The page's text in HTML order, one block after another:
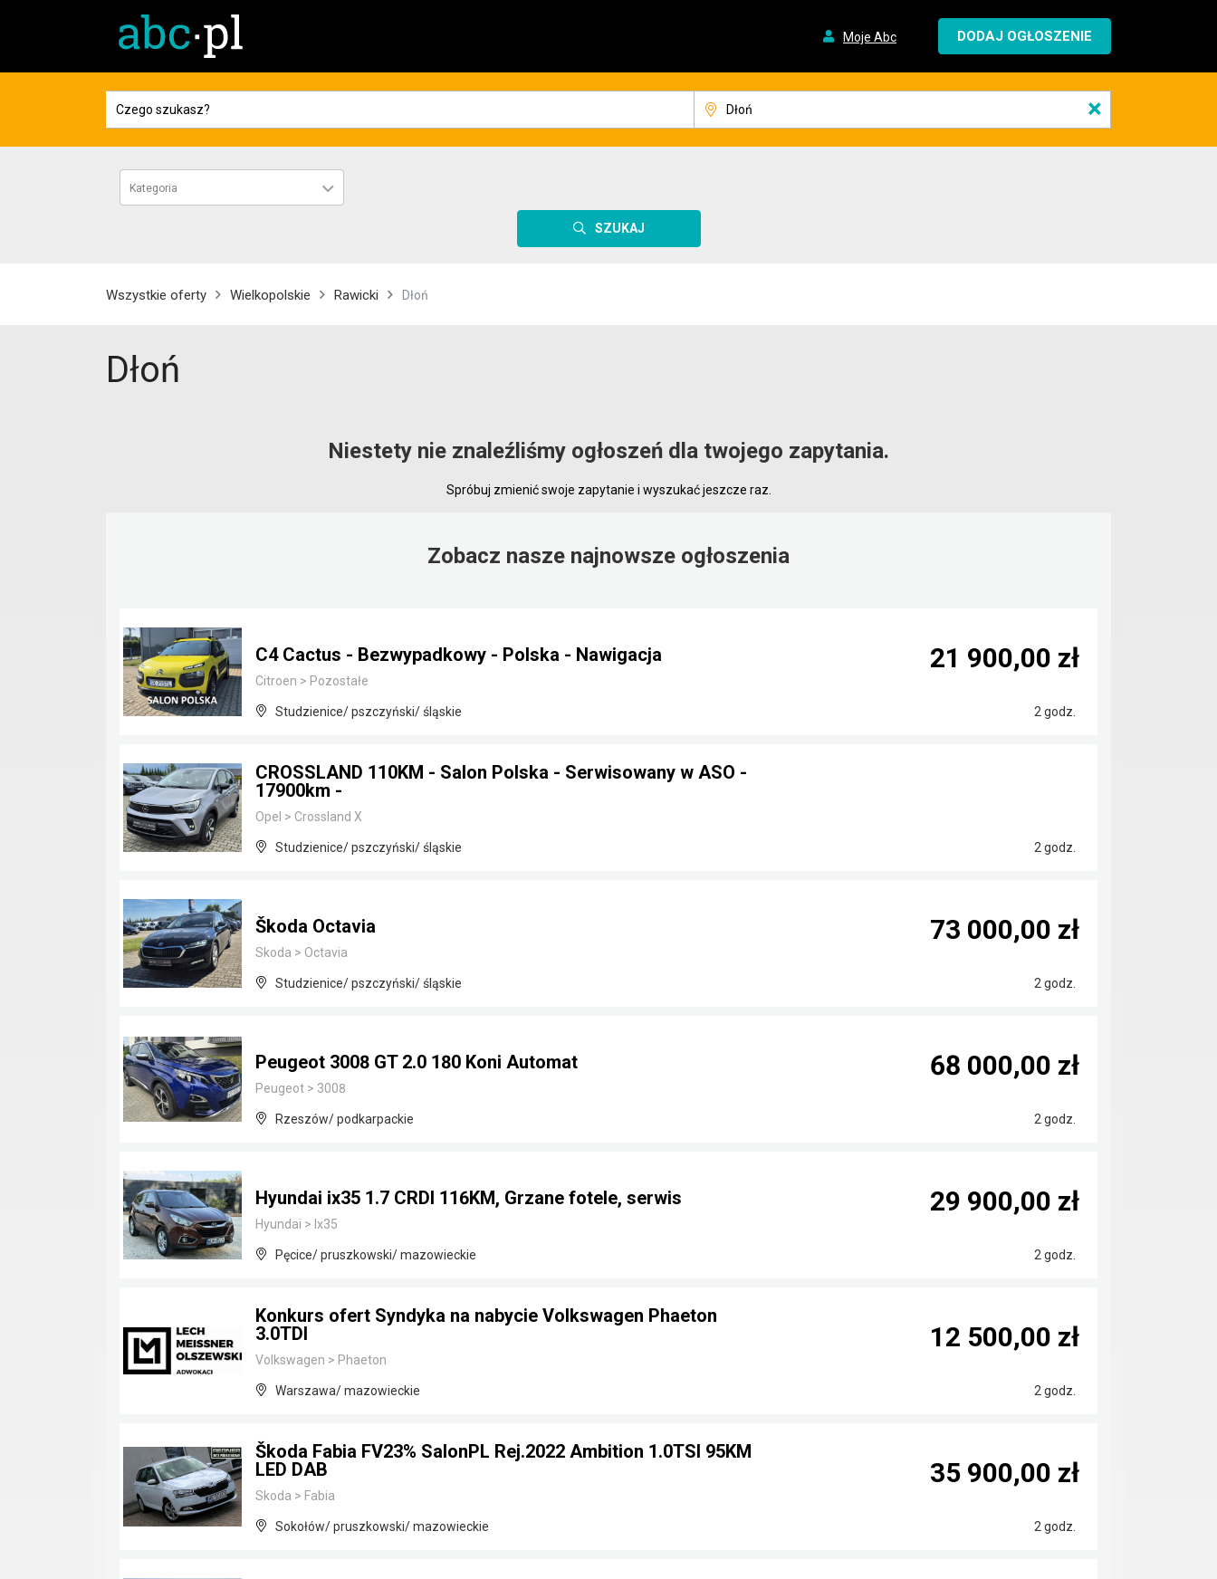
Moje Abc DODAJ OGŁOSZENIE
×
Kategoria
SZUKAJ
Wszystkie oferty Wielkopolskie Rawicki Dłoń
Dłoń
Niestety nie znaleźliśmy ogłoszeń dla twojego zapytania.
Spróbuj zmienić swoje zapytanie i wyszukać jeszcze raz.
Zobacz nasze najnowsze ogłoszenia
C4 Cactus - Bezwypadkowy - Polska - Nawigacja
Citroen > Pozostałe
Studzienice/ pszczyński/ śląskie 2 godz.
21 900,00 zł
CROSSLAND 110KM - Salon Polska - Serwisowany w ASO -
17900km -
Opel > Crossland X
Studzienice/ pszczyński/ śląskie 2 godz.
Škoda Octavia
Skoda > Octavia
Studzienice/ pszczyński/ śląskie 2 godz.
73 000,00 zł
Peugeot 3008 GT 2.0 180 Koni Automat
Peugeot > 3008
Rzeszów/ podkarpackie 2 godz.
68 000,00 zł
Hyundai ix35 1.7 CRDI 116KM, Grzane fotele, serwis
Hyundai > Ix35
Pęcice/ pruszkowski/ mazowieckie 2 godz.
29 900,00 zł
Konkurs ofert Syndyka na nabycie Volkswagen Phaeton
3.0TDI
Volkswagen > Phaeton
Warszawa/ mazowieckie 2 godz.
12 500,00 zł
Škoda Fabia FV23% SalonPL Rej.2022 Ambition 1.0TSI 95KM
LED DAB
Skoda > Fabia
Sokołów/ pruszkowski/ mazowieckie 2 godz.
35 900,00 zł